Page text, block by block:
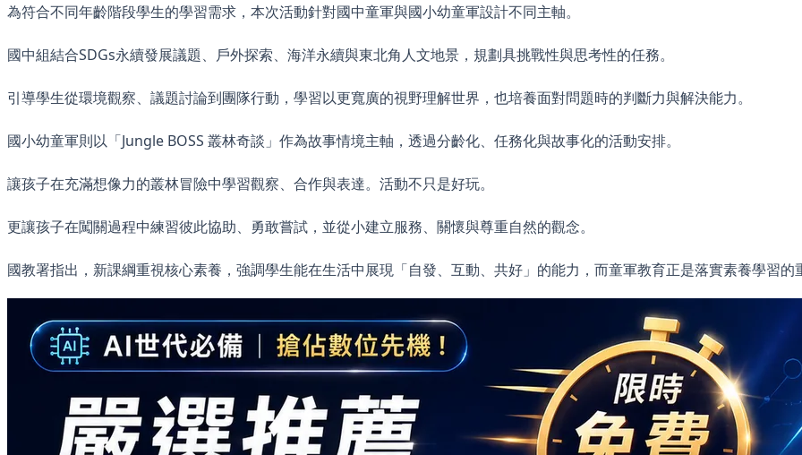
為符合不同年齡階段學生的學習需求，本次活動針對國中童軍與國小幼童軍設計不同主軸。
國中組結合SDGs永續發展議題、戶外探索、海洋永續與東北角人文地景，規劃具挑戰性與思考性的任務。
引導學生從環境觀察、議題討論到團隊行動，學習以更寬廣的視野理解世界，也培養面對問題時的判斷力與解決能力。
國小幼童軍則以「Jungle BOSS 叢林奇談」作為故事情境主軸，透過分齡化、任務化與故事化的活動安排。
讓孩子在充滿想像力的叢林冒險中學習觀察、合作與表達。活動不只是好玩。
更讓孩子在闖關過程中練習彼此協助、勇敢嘗試，並從小建立服務、關懷與尊重自然的觀念。
國教署指出，新課綱重視核心素養，強調學生能在生活中展現「自發、互動、共好」的能力，而童軍教育正是落實素養學習的